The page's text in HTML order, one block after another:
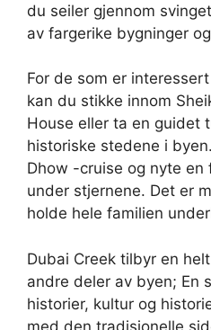
du seiler gjennom
av fargerike bygninger
For de som er
kan du stikke innom
House eller ta en guidet
historiske stedene i
Dhow -cruise og nyte
under stjernene. Det er
holde hele familien
Dubai Creek tilbyr en
andre deler av byen; En
historier, kultur og
med den tradisjonelle